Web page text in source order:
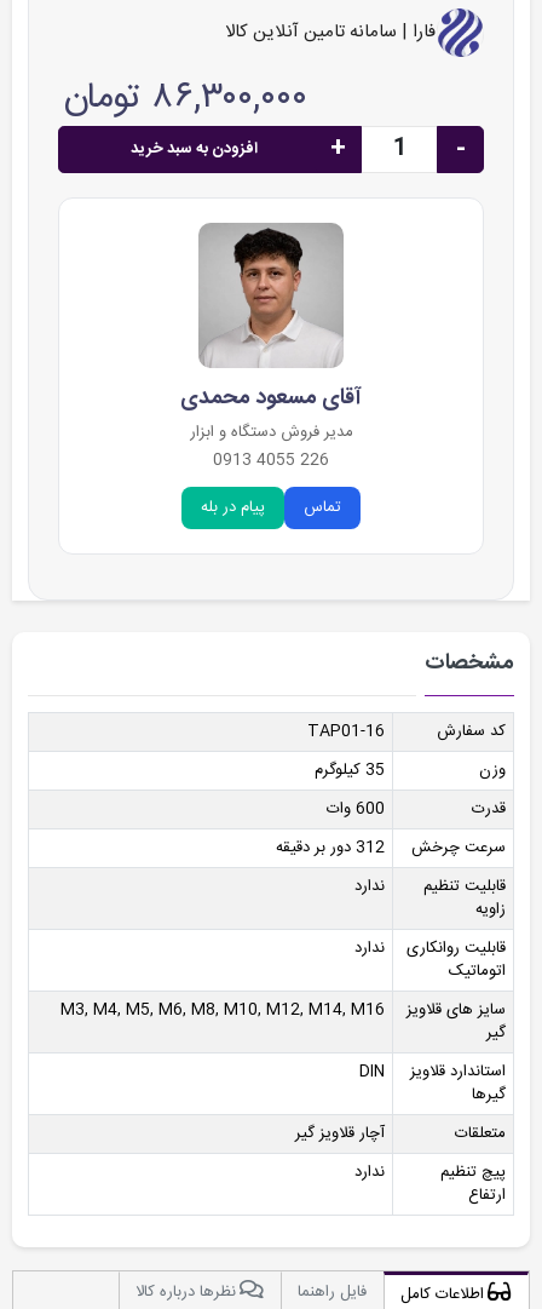
فارا | سامانه تامین آنلاین کالا
۸۶,۳۰۰,۰۰۰ تومان
-
+ افزودن به سبد خرید
آقای مسعود محمدی
مدیر فروش دستگاه و ابزار
226 4055 0913
تماس
پیام در بله
مشخصات
کد سفارش
TAP01-16
وزن
35 کیلوگرم
قدرت
600 وات
سرعت چرخش
312 دور بر دقیقه
قابلیت تنظیم
زاویه
ندارد
قابلیت روانکاری
اتوماتیک
ندارد
سایز های قلاویز
گیر
M3, M4, M5, M6, M8, M10, M12, M14, M16
استاندارد قلاویز
گیرها
DIN
متعلقات
آچار قلاویز گیر
پیچ تنظیم
ارتفاع
ندارد
اطلاعات کامل فایل راهنما نظرها درباره کالا